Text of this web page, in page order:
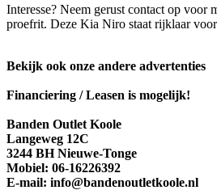
Interesse? Neem gerust contact op voor
proefrit. Deze Kia Niro staat rijklaar
Bekijk ook onze andere advertenties
Financiering / Leasen is mogelijk!
Banden Outlet Koole
Langeweg 12C
3244 BH Nieuwe-Tonge
Mobiel: 06-16226392
E-mail: info@bandenoutletkoole.nl